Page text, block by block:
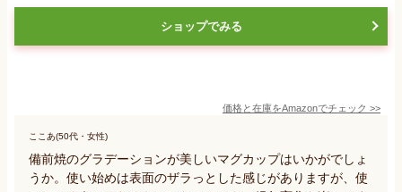
ショップでみる
価格と在庫をAmazonでチェック >>
ここあ(50代・女性)
備前焼のグラデーションが美しいマグカップはいかがでしょ
うか。使い始めは表面のザラっとした感じがありますが、使